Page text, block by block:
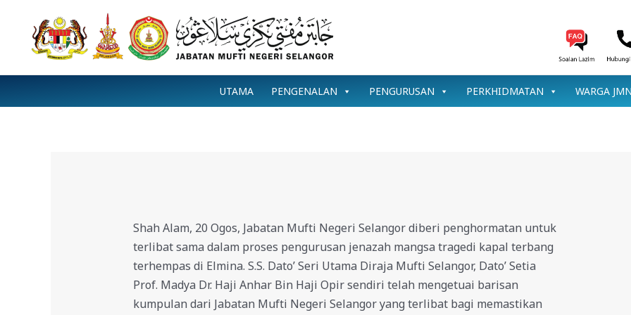
content
UTAMA PENGENALAN PENGURUSAN PERKHIDMATAN WARGA
Shah Alam, 20 Ogos, Jabatan Mufti Negeri Selangor diberi penghormatan untuk
terlibat sama dalam proses pengurusan jenazah mangsa tragedi kapal terbang
terhempas di Elmina. S.S. Dato’ Seri Utama Diraja Mufti Selangor, Dato’ Setia
Prof. Madya Dr. Haji Anhar Bin Haji Opir sendiri telah mengetuai barisan
kumpulan dari Jabatan Mufti Negeri Selangor yang terlibat bagi memastikan